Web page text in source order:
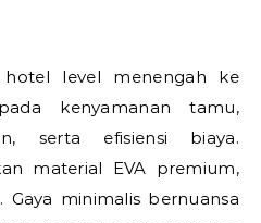
level menengah ke
kenyamanan tamu,
serta efisiensi biaya.
material EVA premium,
minimalis bernuansa